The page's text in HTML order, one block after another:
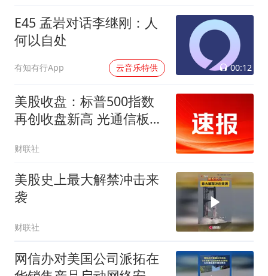
E45 孟岩对话李继刚：人
何以自处
有知有行App 云音乐特供 00:12
美股收盘：标普500指数
再创收盘新高 光通信板块
财联社
美股史上最大解禁冲击来
袭
财联社
网信办对美国公司派拓在